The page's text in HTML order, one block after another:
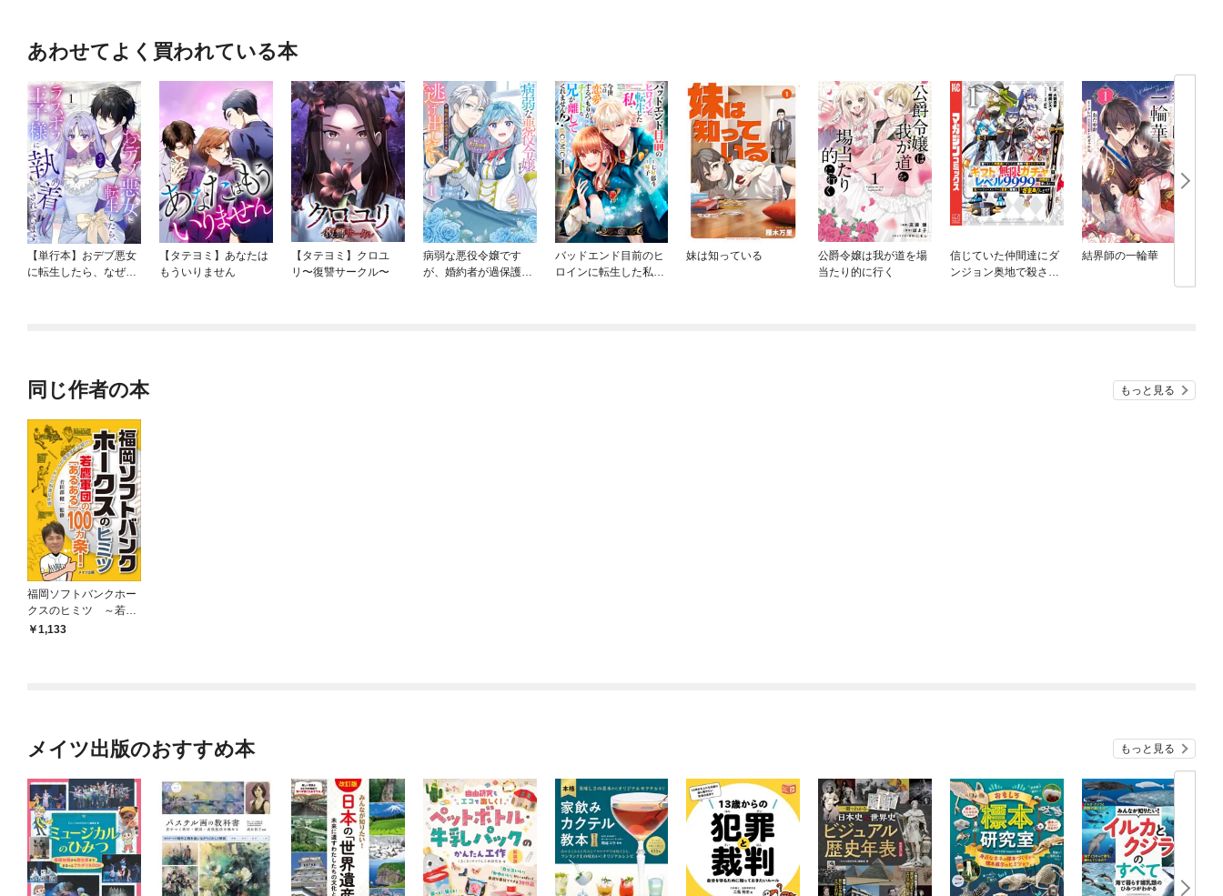
あわせてよく買われている本
【単行本】おデブ悪女
に転生したら、なぜか
【タテヨミ】あなたは
もういりません
【タテヨミ】クロユ
リ〜復讐サークル〜
病弱な悪役令嬢です
が、婚約者が過保護す
バッドエンド目前のヒ
ロインに転生した私、
妹は知っている
公爵令嬢は我が道を場
当たり的に行く
信じていた仲間達にダ
ンジョン奥地で殺され
結界師の一輪華
同じ作者の本 もっと見る
福岡ソフトバンクホー
クスのヒミツ ～若鷹
軍団の「あるある」10
1,133
メイツ出版のおすすめ本 もっと見る